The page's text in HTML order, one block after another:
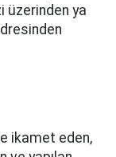
üzerinden ya
ikamet eden,